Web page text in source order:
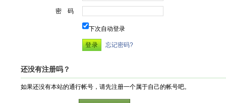
密 码
下次自动登录
忘记密码?
还没有注册吗？
如果还没有本站的通行帐号，请先注册一个属于自己的帐号吧。